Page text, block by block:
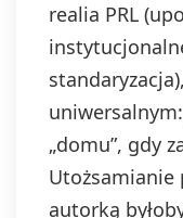
realia PRL
„domu”, gdy
autorką